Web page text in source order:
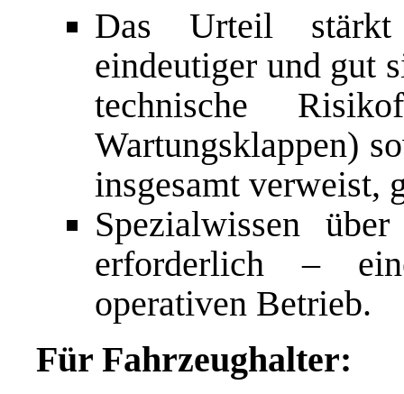
Das Urteil stärkt
eindeutiger und gut
technische
Wartungsklappen)
insgesamt verweist,
Spezialwissen
erforderlich –
operativen Betrieb.
Für Fahrzeughalter: